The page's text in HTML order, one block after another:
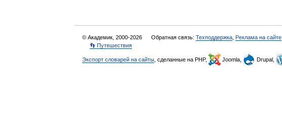
© Академик, 2000-2026 Обратная связь: Техподдержка Реклама на сайте
👣 Путешествия
Экспорт словарей на сайты , сделанные на PHP, Joomla, Drupal,